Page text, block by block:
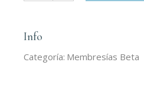
Info
Categoría: Membresías Beta